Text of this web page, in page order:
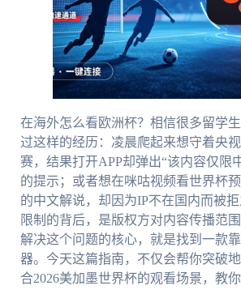
在海外怎么看欧洲杯？相信很多留学
过这样的经历：凌晨爬起来想守着央
赛，结果打开APP却弹出“该内容仅限
的提示；或者想在咪咕视频看世界杯
的中文解说，却因为IP不在国内而被
限制的背后，是版权方对内容传播范
解决这个问题的核心，就是找到一款
器。今天这篇指南，不仅会帮你突破
合2026美加墨世界杯的观看场景，教